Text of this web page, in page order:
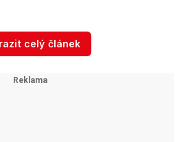
nakonec sáhne víc rodičů.
skutečně dosáhla
celý článek